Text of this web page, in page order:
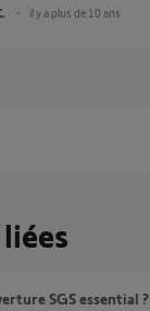
il y a plus de 10 ans
SGS essential ?